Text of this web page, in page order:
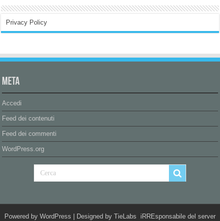
Privacy Policy
Meta
Accedi
Feed dei contenuti
Feed dei commenti
WordPress.org
Powered by WordPress | Designed by TieLabs iRREsponsabile del server